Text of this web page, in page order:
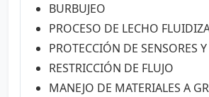
BURBUJEO
PROCESO DE LECHO
PROTECCIÓN DE SENSORES
RESTRICCIÓN DE FLUJO
MANEJO DE MATERIALES A